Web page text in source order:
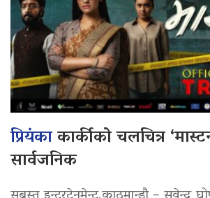
प्रियंकाकार्कीको चलचित्र
सार्वजनिक